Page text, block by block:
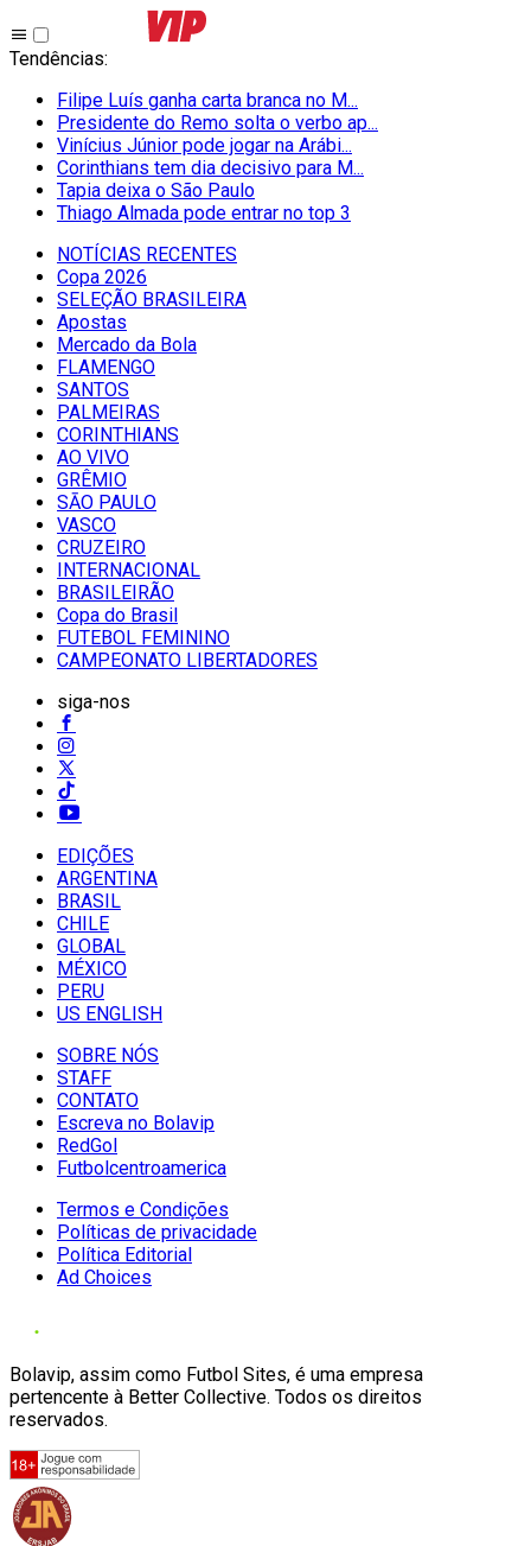
Tendências:
Filipe Luís ganha carta branca no M...
Presidente do Remo solta o verbo ap...
Vinícius Júnior pode jogar na Arábi...
Corinthians tem dia decisivo para M...
Tapia deixa o São Paulo
Thiago Almada pode entrar no top 3
NOTÍCIAS RECENTES
Copa 2026
SELEÇÃO BRASILEIRA
Apostas
Mercado da Bola
FLAMENGO
SANTOS
PALMEIRAS
CORINTHIANS
AO VIVO
GRÊMIO
SĀO PAULO
VASCO
CRUZEIRO
INTERNACIONAL
BRASILEIRÃO
Copa do Brasil
FUTEBOL FEMININO
CAMPEONATO LIBERTADORES
siga-nos
EDIÇÕES
ARGENTINA
BRASIL
CHILE
GLOBAL
MÉXICO
PERU
US ENGLISH
SOBRE NÓS
STAFF
CONTATO
Escreva no Bolavip
RedGol
Futbolcentroamerica
Termos e Condições
Políticas de privacidade
Política Editorial
Ad Choices
Bolavip, assim como Futbol Sites, é uma empresa
pertencente à Better Collective. Todos os direitos
reservados.